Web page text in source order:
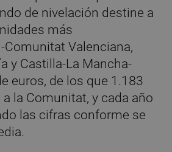
de nivelación destine a
más
Valenciana,
y Castilla-La Mancha-
euros, de los que 1.183
la Comunitat, y cada año
las cifras conforme se